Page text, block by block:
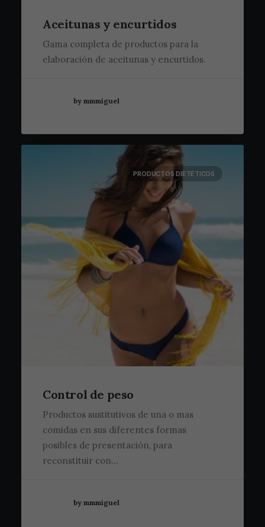
Aceitunas y encurtidos
Gama completa de productos para la
elaboración de aceitunas y encurtidos.
by mmmiguel
PRODUCTOS DIETÉTICOS
Control de peso
Productos sustitutivos de una o mas
comidas en sus diferentes formas
posibles de presentación, para
reconstituir con…
by mmmiguel